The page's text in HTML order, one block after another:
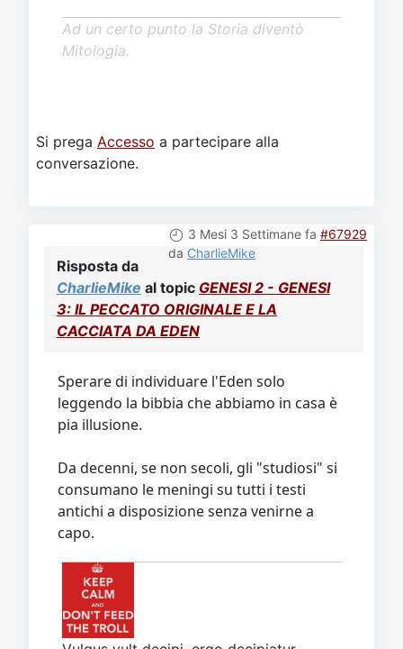
Ad un certo punto la Storia diventò
Mitologia.
Si prega Accesso a partecipare alla
conversazione.
3 Mesi 3 Settimane fa #67929
da CharlieMike
Risposta da
CharlieMike al topic GENESI 2 - GENESI
3: IL PECCATO ORIGINALE E LA
CACCIATA DA EDEN
Sperare di individuare l'Eden solo
leggendo la bibbia che abbiamo in casa è
pia illusione.
Da decenni, se non secoli, gli "studiosi" si
consumano le meningi su tutti i testi
antichi a disposizione senza venirne a
capo.